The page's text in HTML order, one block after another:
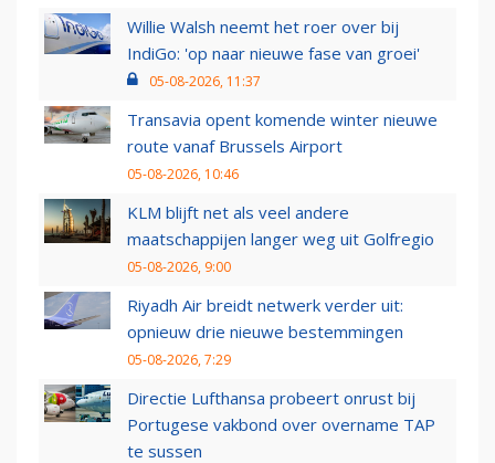
Willie Walsh neemt het roer over bij
IndiGo: 'op naar nieuwe fase van groei'
05-08-2026, 11:37
Transavia opent komende winter nieuwe
route vanaf Brussels Airport
05-08-2026, 10:46
KLM blijft net als veel andere
maatschappijen langer weg uit Golfregio
05-08-2026, 9:00
Riyadh Air breidt netwerk verder uit:
opnieuw drie nieuwe bestemmingen
05-08-2026, 7:29
Directie Lufthansa probeert onrust bij
Portugese vakbond over overname TAP
te sussen